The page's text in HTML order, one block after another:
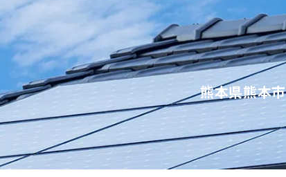
熊本県熊本